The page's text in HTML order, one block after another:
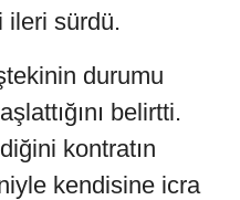
ileri sürdü.
durumu
belirtti.
kontratın
kendisine icra